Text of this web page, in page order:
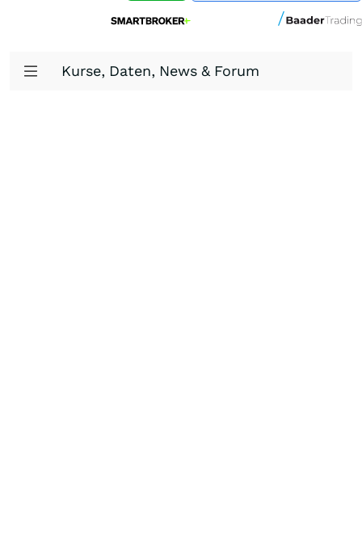
Kurse, Daten, News & Forum